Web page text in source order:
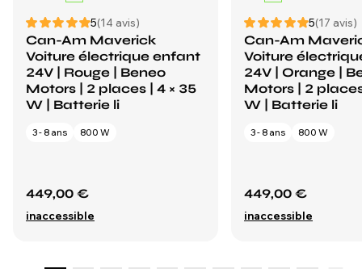
5(14 avis)
Can-Am Maverick
Voiture électrique enfant
24V | Rouge | Beneo
Motors | 2 places | 4 × 35
W | Batterie li
3 - 8 ans 800 W
449,00 €
inaccessible
5(17 avis)
Can-Am
Voiture
24V | Orange |
Motors | 2
W | Batterie li
3 - 8 ans 800 W
449,00 €
inaccessible